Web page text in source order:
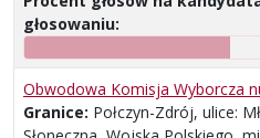
głosowaniu:
Obwodowa Komisja Wyborcza
Granice: Połczyn-Zdrój, ulice: